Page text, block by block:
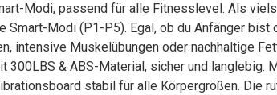
Modi, passend für alle Fitnesslevel. Als
Smart-Modi (P1-P5). Egal, ob du Anfänger
intensive Muskelübungen oder nachhaltige
300LBS & ABS-Material, sicher und langlebig.
stabil für alle Körpergrößen. Die